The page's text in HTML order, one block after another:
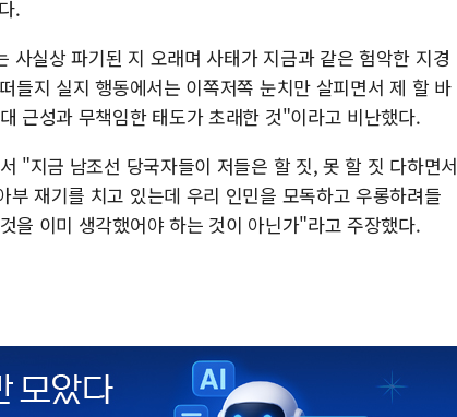
.
실상 파기된 지 오래며 사태가 지금과 같은 험악한 지경
들지 실지 행동에서는 이쪽저쪽 눈치만 살피면서 제 할 바
근성과 무책임한 태도가 초래한 것"이라고 비난했다.
"지금 남조선 당국자들이 저들은 할 짓, 못 할 짓 다하면서
재기를 치고 있는데 우리 인민을 모독하고 우롱하려들
을 이미 생각했어야 하는 것이 아닌가"라고 주장했다.